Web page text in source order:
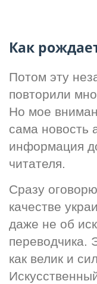
Как
Потом эту
повторили
Но мое
сама новость
информация
читателя.
Сразу
качестве
даже не об
переводчика.
как велик и